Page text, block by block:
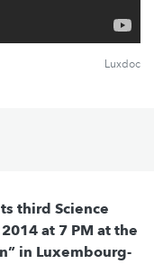
Luxdoc
third Science
at 7 PM at the
in Luxembourg-